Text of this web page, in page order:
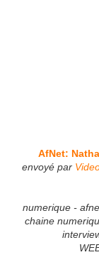
AfNet:
envoyé par
numerique -
chaine